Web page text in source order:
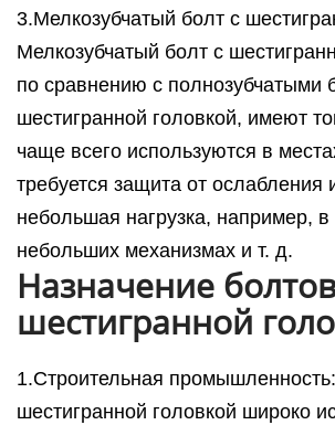
3.Мелкозубчатый болт с
Мелкозубчатый болт с
по сравнению с полнозубчатыми
шестигранной головкой, имеют
чаще всего используются в
требуется защита от ослабления
небольшая нагрузка, например,
небольших механизмах и т. д.
Назначение
шестигранной
1.Строительная
шестигранной головкой широко